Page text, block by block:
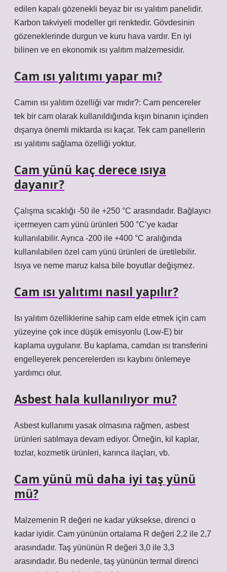
edilen kapalı gözenekli beyaz bir ısı yalıtım panelidir.
Karbon takviyeli modeller gri renktedir. Gövdesinin
gözeneklerinde durgun ve kuru hava vardır. En iyi
bilinen ve en ekonomik ısı yalıtım malzemesidir.
Cam ısı yalıtımı yapar mı?
Camın ısı yalıtım özelliği var mıdır?: Cam pencereler
tek bir cam olarak kullanıldığında kışın binanın içinden
dışarıya önemli miktarda ısı kaçar. Tek cam panellerin
ısı yalıtımı sağlama özelliği yoktur.
Cam yünü kaç derece ısıya
dayanır?
Çalışma sıcaklığı -50 ile +250 °C arasındadır. Bağlayıcı
içermeyen cam yünü ürünleri 500 °C’ye kadar
kullanılabilir. Ayrıca -200 ile +400 °C aralığında
kullanılabilen özel cam yünü ürünleri de üretilebilir.
Isıya ve neme maruz kalsa bile boyutlar değişmez.
Cam ısı yalıtımı nasıl yapılır?
Isı yalıtım özelliklerine sahip cam elde etmek için cam
yüzeyine çok ince düşük emisyonlu (Low-E) bir
kaplama uygulanır. Bu kaplama, camdan ısı transferini
engelleyerek pencerelerden ısı kaybını önlemeye
yardımcı olur.
Asbest hala kullanılıyor mu?
Asbest kullanımı yasak olmasına rağmen, asbest
ürünleri satılmaya devam ediyor. Örneğin, kil kaplar,
tozlar, kozmetik ürünleri, karınca ilaçları, vb.
Cam yünü mü daha iyi taş yünü
mü?
Malzemenin R değeri ne kadar yüksekse, direnci o
kadar iyidir. Cam yününün ortalama R değeri 2,2 ile 2,7
arasındadır. Taş yününün R değeri 3,0 ile 3,3
arasındadır. Bu nedenle, taş yününün termal direnci